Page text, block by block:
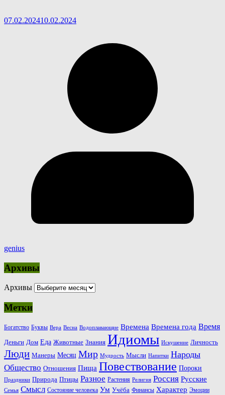
07.02.202410.02.2024
genius
Архивы
Архивы
Метки
Богатство Буквы Вера Весна Водоплавающие Времена Времена года Время
Деньги Дом Еда Животные Знания Идиомы Искушение Личность
Люди Манеры Месяц Мир Мудрость Мысли Напитки Народы
Общество Отношения Пища Повествование Пороки
Праздники Природа Птицы Разное Растения Религия Россия Русские
Семья Смысл Состояние человека Ум Учёба Финансы Характер Эмоции